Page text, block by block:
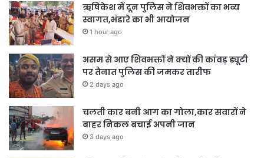
ऋषिकेश में दून पुलिस ने शिवभक्तों का भव्य
स्वागत,भंडारे का भी आयोजन
1 hour ago
असम से आए शिवभक्तों ने क्यों की कांवड़ ड्यूटी
पर तैनात पुलिस की जमकर तारीफ
2 days ago
चलती कार बनी आग का गोला,कार सवारों ने
बाहर निकल बचाई अपनी जान
3 days ago